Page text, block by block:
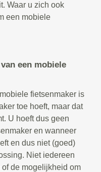
Waar u zich ook
een mobiele
een mobiele
fietsenmaker is
toe hoeft, maar dat
U hoeft dus geen
en wanneer
en dus niet (goed)
Niet iedereen
of de mogelijkheid om